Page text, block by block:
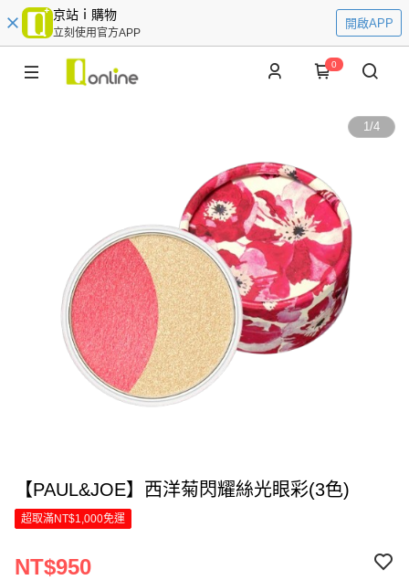
京站ｉ購物
立刻使用官方APP
開啟APP
0
1/4
【PAUL&JOE】西洋菊閃耀絲光眼彩(3色)
超取滿NT$1,000免運
NT$950